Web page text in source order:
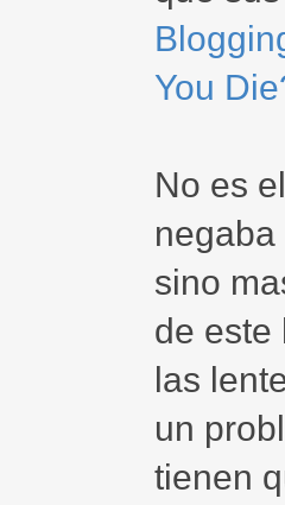
You
No es
sino
de este
las
un
tienen